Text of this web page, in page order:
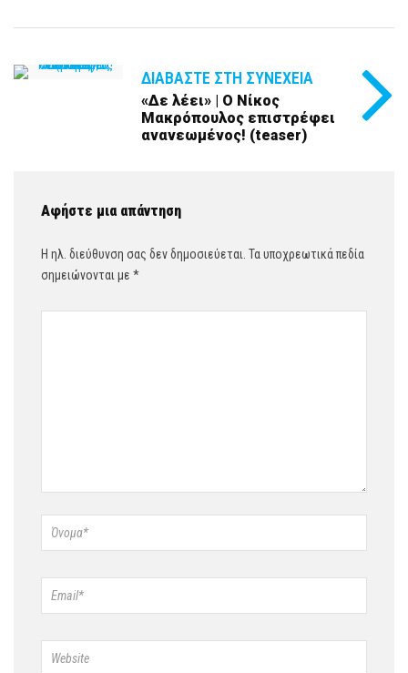
ΔΙΑΒΆΣΤΕ ΣΤΗ ΣΥΝΈΧΕΙΑ
«Δε λέει» | Ο Νίκος
Μακρόπουλος επιστρέφει
ανανεωμένος! (teaser)
Αφήστε μια απάντηση
Η ηλ. διεύθυνση σας δεν δημοσιεύεται. Τα υποχρεωτικά πεδία
σημειώνονται με *